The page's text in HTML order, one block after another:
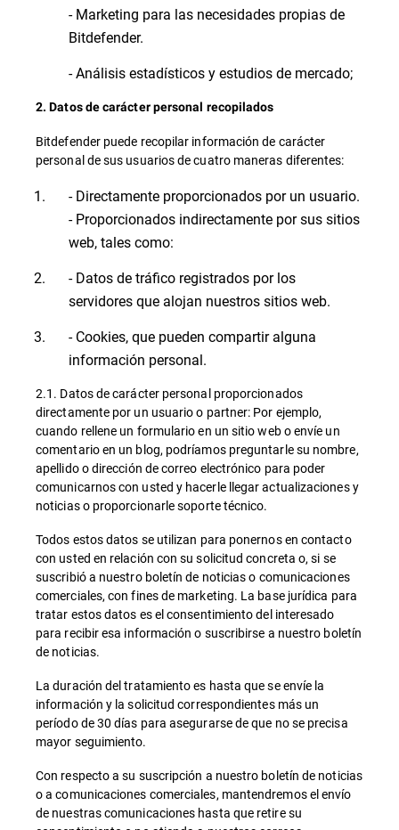
- Marketing para las necesidades propias de
Bitdefender.
- Análisis estadísticos y estudios de mercado;
2. Datos de carácter personal recopilados
Bitdefender puede recopilar información de carácter
personal de sus usuarios de cuatro maneras diferentes:
- Directamente proporcionados por un usuario.
- Proporcionados indirectamente por sus sitios
web, tales como:
- Datos de tráfico registrados por los
servidores que alojan nuestros sitios web.
- Cookies, que pueden compartir alguna
información personal.
2.1. Datos de carácter personal proporcionados
directamente por un usuario o partner: Por ejemplo,
cuando rellene un formulario en un sitio web o envíe un
comentario en un blog, podríamos preguntarle su nombre,
apellido o dirección de correo electrónico para poder
comunicarnos con usted y hacerle llegar actualizaciones y
noticias o proporcionarle soporte técnico.
Todos estos datos se utilizan para ponernos en contacto
con usted en relación con su solicitud concreta o, si se
suscribió a nuestro boletín de noticias o comunicaciones
comerciales, con fines de marketing. La base jurídica para
tratar estos datos es el consentimiento del interesado
para recibir esa información o suscribirse a nuestro boletín
de noticias.
La duración del tratamiento es hasta que se envíe la
información y la solicitud correspondientes más un
período de 30 días para asegurarse de que no se precisa
mayor seguimiento.
Con respecto a su suscripción a nuestro boletín de noticias
o a comunicaciones comerciales, mantendremos el envío
de nuestras comunicaciones hasta que retire su